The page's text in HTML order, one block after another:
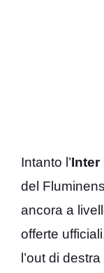
Intanto l’Inter
del
ancora a
offerte
l’out di